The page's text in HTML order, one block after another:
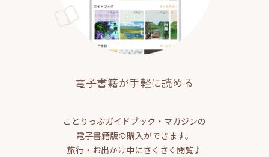
電子書籍が手軽に読める
ことりっぷガイドブック・マガジンの
電子書籍版の購入ができます。
旅行・お出かけ中にさくさく閲覧♪